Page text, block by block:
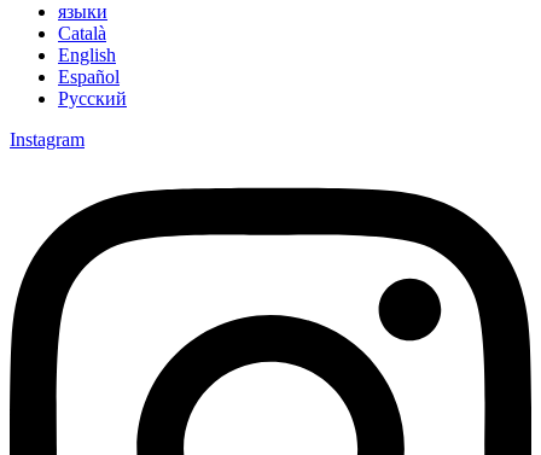
языки
Català
English
Español
Русский
Instagram